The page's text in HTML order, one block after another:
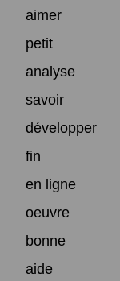
aimer
petit
analyse
savoir
développer
fin
en ligne
oeuvre
bonne
aide